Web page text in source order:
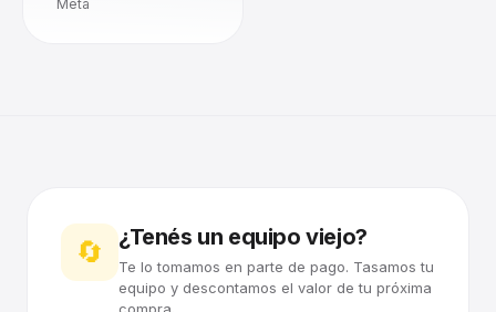
Meta
🔄 ¿Tenés un equipo viejo?
Te lo tomamos en parte de pago. Tasamos tu
equipo y descontamos el valor de tu próxima